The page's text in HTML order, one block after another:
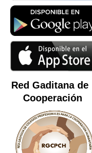
Red Gaditana de
Cooperación